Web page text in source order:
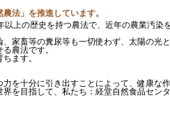
法」を推進しています。
以上の歴史を持つ農法で、近年の農業汚染
家畜等の糞尿等も一切使わず、太陽の光と
農法です。
ます。
を十分に引き出すことによって、健康な作
を目指して、私たち：経堂自然食品センタ